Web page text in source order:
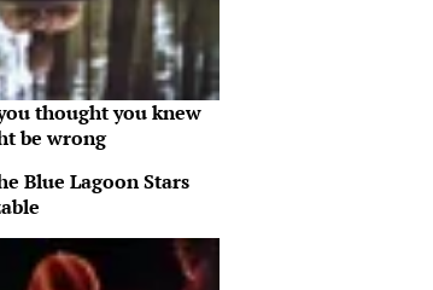
thought you knew
be wrong
Blue Lagoon Stars